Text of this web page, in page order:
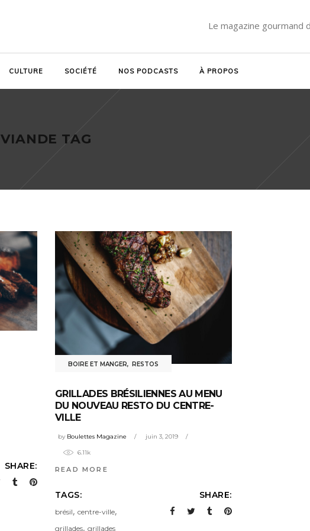
Le magazine gourmand
CULTURE SOCIÉTÉ NOS PODCASTS À PROPOS
VIANDE TAG
SHARE:
BOIRE ET MANGER, RESTOS
GRILLADES BRÉSILIENNES AU MENU
DU NOUVEAU RESTO DU CENTRE-
VILLE
by Boulettes Magazine juin 3, 2019
6.11k
READ MORE
TAGS:
brésil, centre-ville,
grillades, grillades
SHARE: